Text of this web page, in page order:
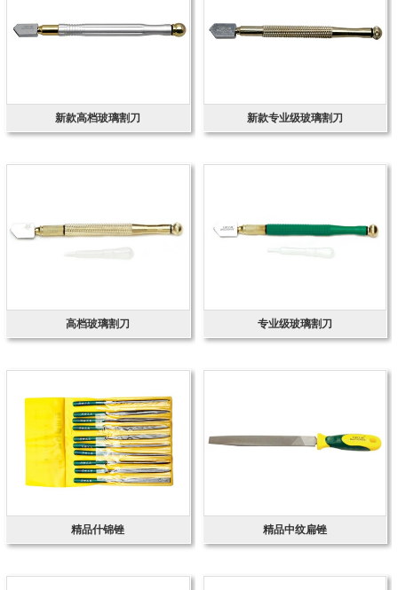
新款高档玻璃割刀 新款专业级玻璃割刀
高档玻璃割刀 专业级玻璃割刀
精品什锦锉 精品中纹扁锉